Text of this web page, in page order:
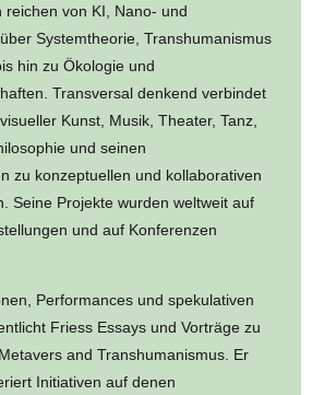
reichen von KI, Nano- und
Systemtheorie, Transhumanismus
hin zu Ökologie und
Transversal denkend verbindet
Kunst, Musik, Theater, Tanz,
und seinen
zu konzeptuellen und kollaborativen
Seine Projekte wurden weltweit auf
und auf Konferenzen
Performances und spekulativen
Friess Essays und Vorträge zu
and Transhumanismus. Er
Initiativen auf denen